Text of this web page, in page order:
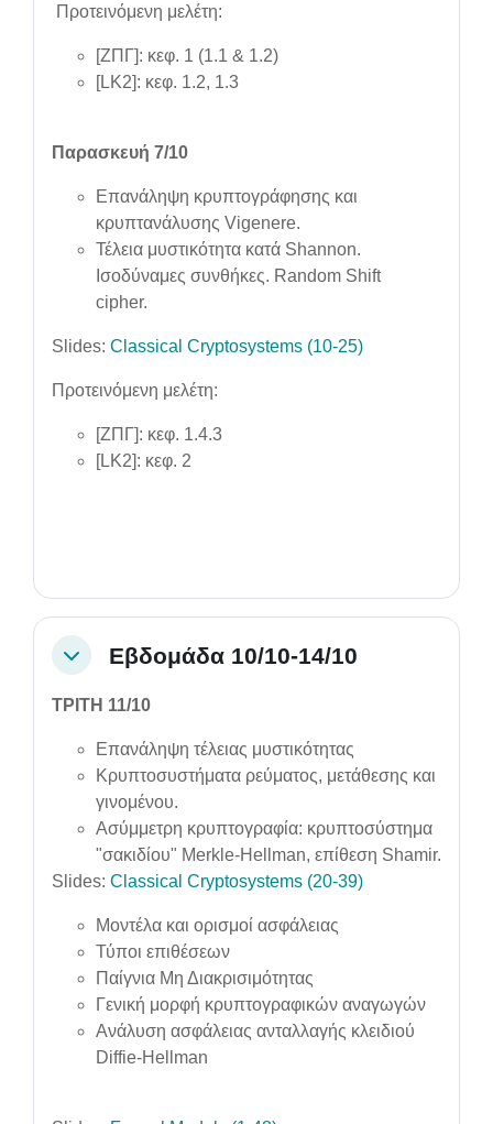
Προτεινόμενη μελέτη:
[ΖΠΓ]: κεφ. 1 (1.1 & 1.2)
[LK2]: κεφ. 1.2, 1.3
Παρασκευή 7/10
Επανάληψη κρυπτογράφησης και
κρυπτανάλυσης Vigenere.
Τέλεια μυστικότητα κατά Shannon.
Ισοδύναμες συνθήκες. Random Shift
cipher.
Slides: Classical Cryptosystems (10-25)
Προτεινόμενη μελέτη:
[ΖΠΓ]: κεφ. 1.4.3
[LK2]: κεφ. 2
CollapseΕβδομάδα 10/10-14/10
ΤΡΙΤΗ 11/10
Επανάληψη τέλειας μυστικότητας
Κρυπτοσυστήματα ρεύματος, μετάθεσης και
γινομένου.
Ασύμμετρη κρυπτογραφία: κρυπτοσύστημα
"σακιδίου" Merkle-Hellman, επίθεση Shamir.
Slides: Classical Cryptosystems (20-39)
Μοντέλα και ορισμοί ασφάλειας
Τύποι επιθέσεων
Παίγνια Μη Διακρισιμότητας
Γενική μορφή κρυπτογραφικών αναγωγών
Ανάλυση ασφάλειας ανταλλαγής κλειδιού
Diffie-Hellman